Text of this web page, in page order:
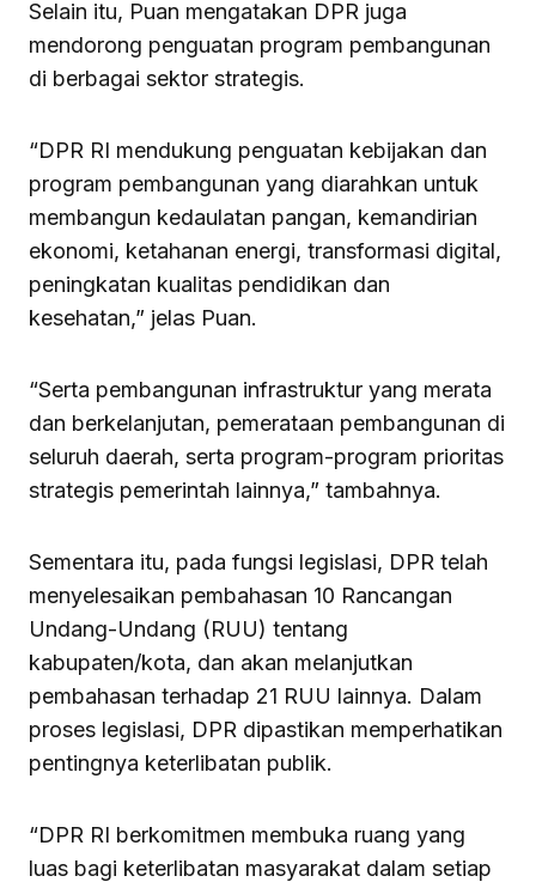
Selain itu, Puan mengatakan DPR juga
mendorong penguatan program pembangunan
di berbagai sektor strategis.
“DPR RI mendukung penguatan kebijakan dan
program pembangunan yang diarahkan untuk
membangun kedaulatan pangan, kemandirian
ekonomi, ketahanan energi, transformasi digital,
peningkatan kualitas pendidikan dan
kesehatan,” jelas Puan.
“Serta pembangunan infrastruktur yang merata
dan berkelanjutan, pemerataan pembangunan di
seluruh daerah, serta program-program prioritas
strategis pemerintah lainnya,” tambahnya.
Sementara itu, pada fungsi legislasi, DPR telah
menyelesaikan pembahasan 10 Rancangan
Undang-Undang (RUU) tentang
kabupaten/kota, dan akan melanjutkan
pembahasan terhadap 21 RUU lainnya. Dalam
proses legislasi, DPR dipastikan memperhatikan
pentingnya keterlibatan publik.
“DPR RI berkomitmen membuka ruang yang
luas bagi keterlibatan masyarakat dalam setiap